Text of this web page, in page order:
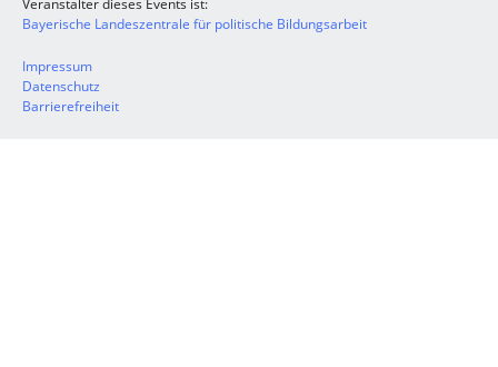
Bayerische Landeszentrale für politische Bildungsarbeit
Impressum
Datenschutz
Barrierefreiheit